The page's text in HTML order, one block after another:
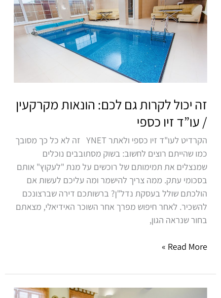
זה יכול לקרות גם לכם: הונאות מקרקעין
/ עו”ד זיו כספי
הקרדיט לעו"ד זיו כספי ולאתר YNET זה לא כל כך מסובך
כמו שהייתם רוצים לחשוב: בשוק מסתובבים נוכלים
שמנצלים את תמימותם של רוכשים על מנת "לעקוץ" אותם
בסכומי עתק. ממה צריך להישמר ומה עליכם לעשות אם
הולכתם שולל בעסקת נדל"ן? ברשותכם דירה שברצונכם
להשכיר. לאחר חיפוש מפרך אחר השוכר האידיאלי, מצאתם
בחור שנראה הגון,
לקרות
גם
לכם:
עו”ד
זיו
כספי
Read More »